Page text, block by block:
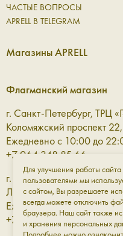
ЧАСТЫЕ ВОПРОСЫ
APRELL В TELEGRAM
Магазины APRELL
Флагманский магазин
г. Санкт-Петербург, ТРЦ
Коломяжский проспект
Ежедневно с 10:00 до
+7 964 348 85 66
г. Санкт-Петербург, ТРЦ
Лиговский проспект, 30а,
Ежедневно с 10:00 до
+7 961 811-18-98
Для улучшения работы сайта
пользователями мы
с сайтом, Вы разрешаете
всегда можете отключить
браузера. Наш сайт также
и хранения персональных